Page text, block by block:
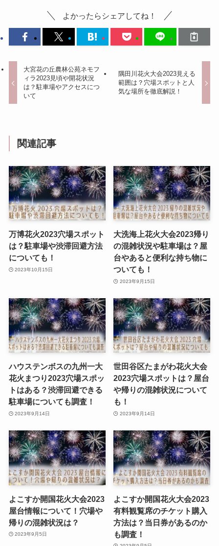
よかったらシェアしてね！
大宮花の丘農林公苑ネモフ
ィラ2023見頃や開花状況
は？駐車場やアクセスにつ
いて
隅田川花火大会2023見える
範囲は？穴場スポットと人
気な場所を徹底解説！
関連記事
万博花火2023穴場スポット
は？駐車場や渋滞回避方法
についても！
2023年10月15日
大洗海上花火大会2023帰り
の混雑状況や駐車場は？屋
台やあると便利な持ち物に
ついても！
2023年9月15日
ハウステンボスの九州一大
花火まつり2023穴場スポッ
トはある？渋滞回避できる
駐車場についても調査！
2023年9月14日
世田谷区たまがわ花火大会
2023穴場スポットは？屋台
や帰りの混雑状況について
も！
2023年9月14日
よこすか開国花火大会2023
屋台情報について！穴場や
帰りの混雑状況は？
2023年9月5日
よこすか開国花火大会2023
有料観覧席のチケット購入
方法は？当日券があるのか
も調査！